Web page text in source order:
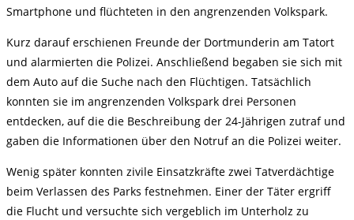
Smartphone und flüchteten in den angrenzenden Volkspark.
Kurz darauf erschienen Freunde der Dortmunderin am Tatort
und alarmierten die Polizei. Anschließend begaben sie sich mit
dem Auto auf die Suche nach den Flüchtigen. Tatsächlich
konnten sie im angrenzenden Volkspark drei Personen
entdecken, auf die die Beschreibung der 24-Jährigen zutraf und
gaben die Informationen über den Notruf an die Polizei weiter.
Wenig später konnten zivile Einsatzkräfte zwei Tatverdächtige
beim Verlassen des Parks festnehmen. Einer der Täter ergriff
die Flucht und versuchte sich vergeblich im Unterholz zu